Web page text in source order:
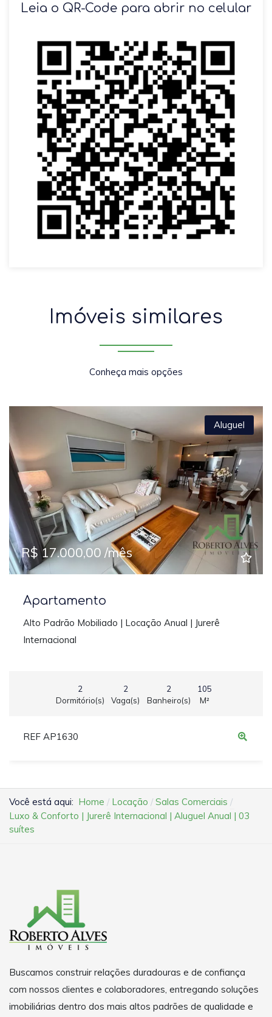
Leia o QR-Code para abrir no celular
Imóveis similares
Conheça mais opções
Previous Next
Aluguel
R$ 17.000,00 /mês
Apartamento
Alto Padrão Mobiliado | Locação Anual | Jurerê
Internacional
2
Dormitório(s)
2
Vaga(s)
2
Banheiro(s)
105
M²
REF AP1630
Você está aqui: Home Locação
Salas Comerciais
Luxo & Conforto | Jurerê Internacional | Aluguel Anual | 03
suítes
Buscamos construir relações duradouras e de confiança
com nossos clientes e colaboradores, entregando soluções
imobiliárias dentro dos mais altos padrões de qualidade e